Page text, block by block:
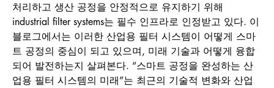
처리하고 생산 공정을 안정적으로 유지하기 위해
industrial filter systems는 필수 인프라로 인정받고 있다. 이
블로그에서는 이러한 산업용 필터 시스템이 어떻게 스마
트 공정의 중심이 되고 있으며, 미래 기술과 어떻게 융합
되어 발전하는지 살펴본다. “스마트 공정을 완성하는 산
업용 필터 시스템의 미래”는 최근의 기술적 변화와 산업